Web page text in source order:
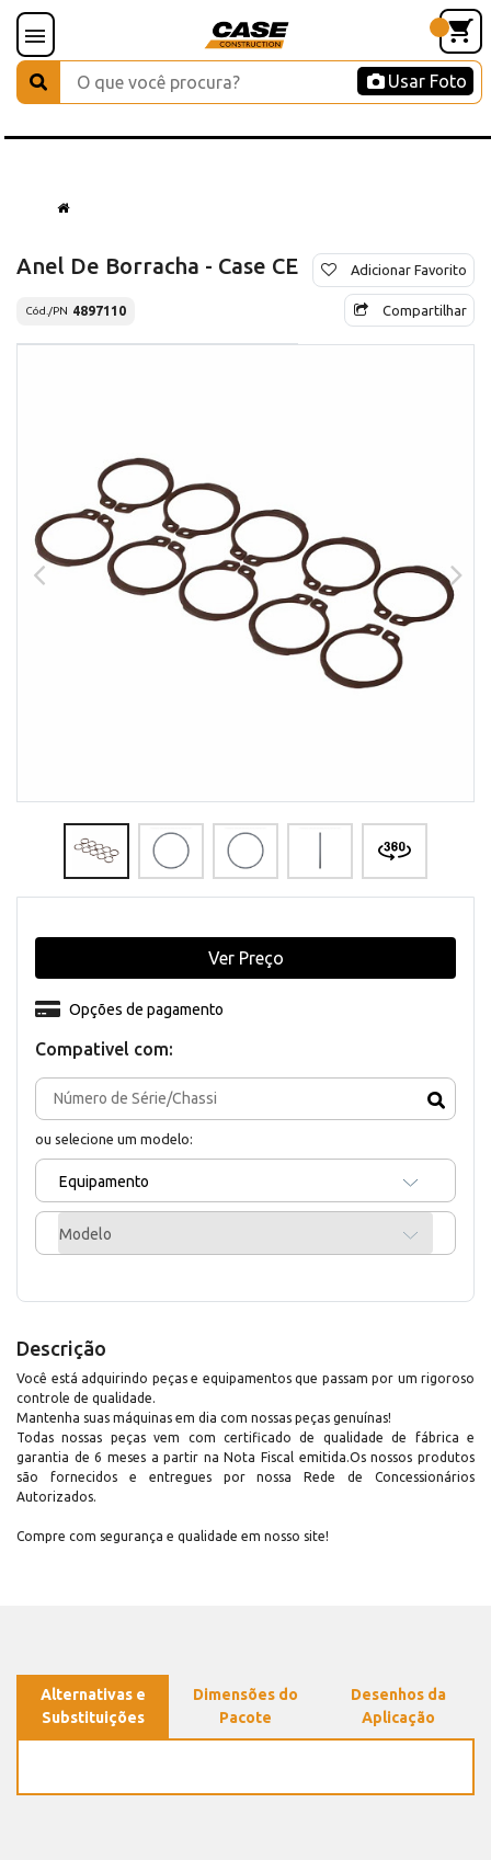
Usar Foto
Anel De Borracha - Case CE
Cód./PN 4897110
Adicionar Favorito
Compartilhar
Compativel com:
ou selecione um modelo:
Equipamento
Modelo
Opções de pagamento
Ver Preço
Descrição
Você está adquirindo peças e equipamentos que passam por um rigoroso
controle de qualidade.
Mantenha suas máquinas em dia com nossas peças genuínas!
Todas nossas peças vem com certificado de qualidade de fábrica e
garantia de 6 meses a partir na Nota Fiscal emitida.Os nossos produtos
são fornecidos e entregues por nossa Rede de Concessionários
Autorizados.
Compre com segurança e qualidade em nosso site!
Alternativas e
Substituições
Dimensões do
Pacote
Desenhos da
Aplicação